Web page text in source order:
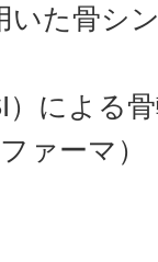
いた骨シ
）による
ァーマ）